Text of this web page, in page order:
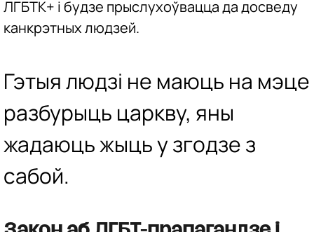
ЛГБТК+ і будзе прыслухоўвацца да досведу
канкрэтных людзей.
Гэтыя людзі не маюць на мэце
разбурыць царкву, яны
жадаюць жыць у згодзе з
сабой.